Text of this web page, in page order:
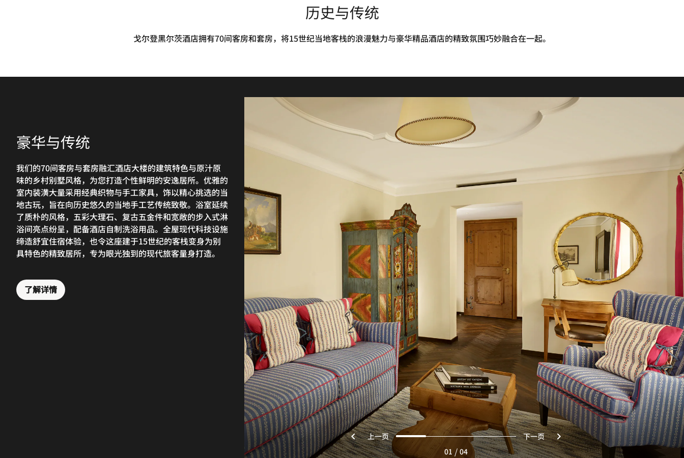
历史与传统
戈尔登黑尔茨酒店拥有70间客房和套房，将15世纪当地客栈的浪漫魅力与豪华精品酒店的精致氛围巧妙融合在一起。
豪华与传统
我们的70间客房与套房融汇酒店大楼的建筑特色与原汁原
味的乡村别墅风格，为您打造个性鲜明的安逸居所。优雅的
室内装潢大量采用经典织物与手工家具，饰以精心挑选的当
地古玩，旨在向历史悠久的当地手工艺传统致敬。浴室延续
了质朴的风格，五彩大理石、复古五金件和宽敞的步入式淋
浴间亮点纷呈，配备酒店自制洗浴用品。全屋现代科技设施
缔造舒宜住宿体验，也令这座建于15世纪的客栈变身为别
具特色的精致居所，专为眼光独到的现代旅客量身打造。
了解详情
上一页
下一页
01 / 04